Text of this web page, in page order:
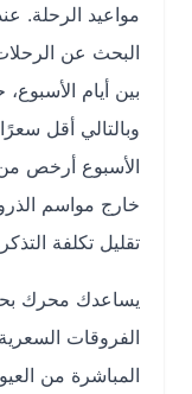
مواعيد الرحلة. عند
البحث عن الرحلات في
بين أيام الأسبوع،
وبالتالي أقل سعرًا.
الأسبوع أرخص من
خارج مواسم الذروة
تقليل تكلفة التذكرة.
يساعدك محرك بحث
الفروقات السعرية بين
المباشرة من العيون